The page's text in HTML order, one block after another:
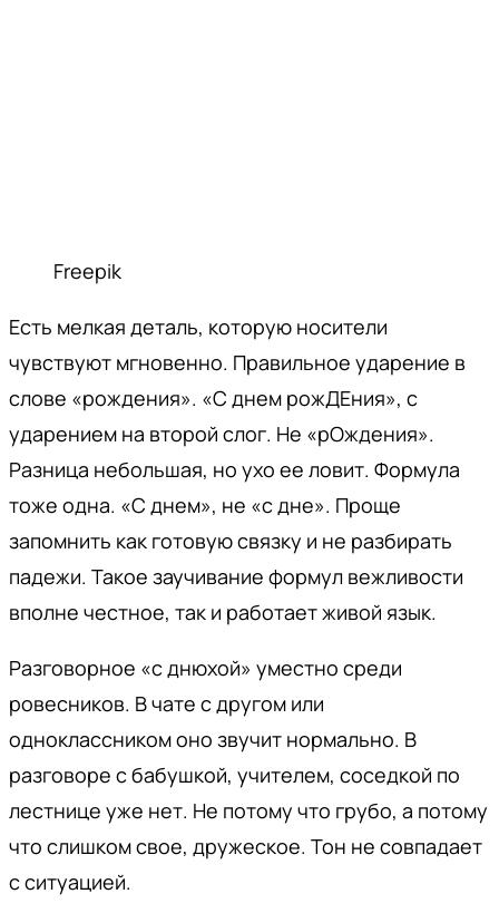
Freepik
Есть мелкая деталь, которую носители
чувствуют мгновенно. Правильное ударение в
слове «рождения». «С днем рожДЕния», с
ударением на второй слог. Не «рОждения».
Разница небольшая, но ухо ее ловит. Формула
тоже одна. «С днем», не «с дне». Проще
запомнить как готовую связку и не разбирать
падежи. Такое заучивание формул вежливости
вполне честное, так и работает живой язык.
Разговорное «с днюхой» уместно среди
ровесников. В чате с другом или
одноклассником оно звучит нормально. В
разговоре с бабушкой, учителем, соседкой по
лестнице уже нет. Не потому что грубо, а потому
что слишком свое, дружеское. Тон не совпадает
с ситуацией.